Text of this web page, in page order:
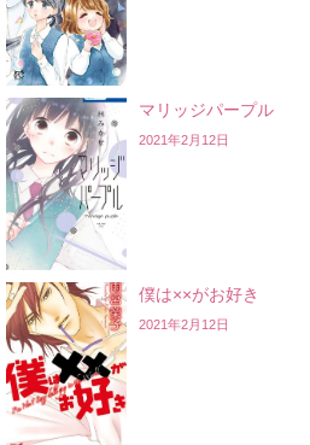
マリッジパープル
2021年2月12日
僕は××がお好き
2021年2月12日